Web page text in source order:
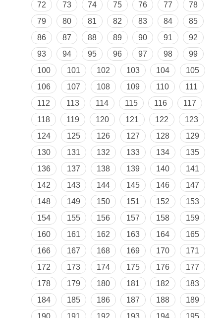
72
73 74 75 76 77
78
79
80 81 82 83 84
85
86
87 88 89 90 91
92
93
94 95 96 97 98
99
100
101 102 103 104
105
106
107 108 109 110
111
112
113 114 115 116
117
118
119 120 121 122
123
124
125 126 127 128
129
130
131 132 133 134
135
136
137 138 139 140
141
142
143 144 145 146
147
148
149 150 151 152
153
154
155 156 157 158
159
160
161 162 163 164
165
166
167 168 169 170
171
172
173 174 175 176
177
178
179 180 181 182
183
184
185 186 187 188
189
190
191 192 193 194 195